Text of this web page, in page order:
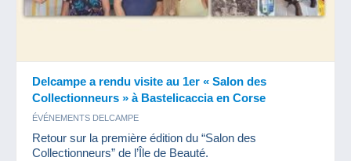
Delcampe a rendu visite au 1er « Salon des
Collectionneurs » à Bastelicaccia en Corse
ÉVÉNEMENTS DELCAMPE
Retour sur la première édition du “Salon des
Collectionneurs” de l’Île de Beauté.